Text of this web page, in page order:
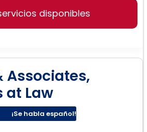
disponibles
Associates,
at Law
¡Se habla español!